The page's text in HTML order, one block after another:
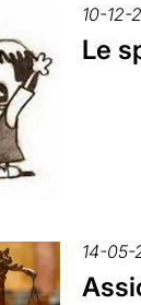
10-12-
Le
14-05-